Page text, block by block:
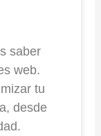
saber
web.
tu
desde